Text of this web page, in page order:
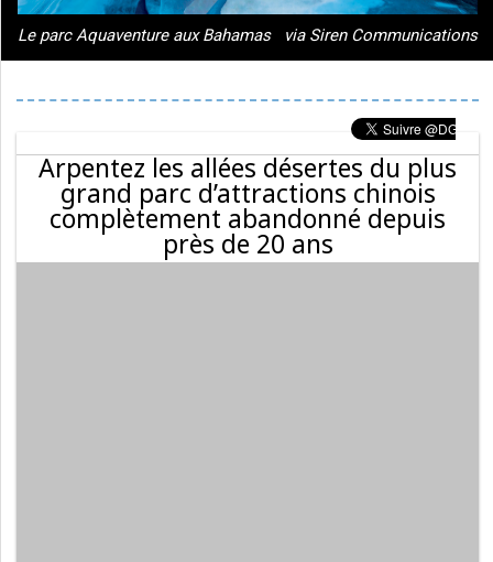
Le parc Aquaventure aux Bahamas via Siren Communications
Arpentez les allées désertes du plus
grand parc d’attractions chinois
complètement abandonné depuis
près de 20 ans